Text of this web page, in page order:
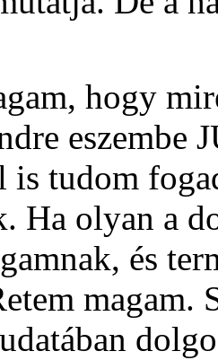
hogy
eszembe
is tudom
Ha olyan a
és
magam.